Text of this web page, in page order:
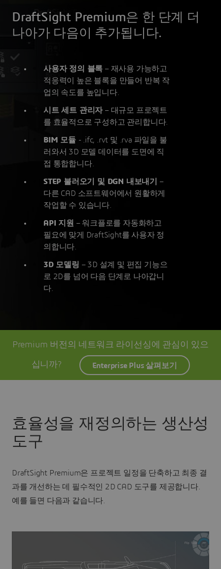
DraftSight Premium은 한 단계 더
나아가 다음이 추가됩니다.
사용자 정의 블록 – 재사용 가능하고
적응력이 높은 블록을 만들어 반복 작
업의 속도를 높입니다.
시트 세트 관리자– 대규모 프로젝트
를 효율적으로 구성하고 관리합니다.
BIM 모듈 - .ifc, .rvt 및 .rva 파일을 불
러와서 3D 모델 데이터를 도면에 직
접 통합합니다.
STEP 불러오기 및 DGN 내보내기
–
다른 CAD 소프트웨어에서 원활하게
작업할 수 있습니다.
API 지원 – 워크플로를 자동화하고
필요에 맞게 DraftSight를 사용자 정
의합니다.
3D 모델링 – 3D 설계 및 편집 기능으
로 2D를 넘어 다음 단계로 나아갑니
다.
Premium 버전의 네트워크 라이선싱에 관심이 있으
십니까? Enterprise Plus 살펴보기
효율성을 재정의하는 생산성
도구
DraftSight Premium은 프로젝트 일정을 단축하고 최종 결
과를 개선하는 데 필수적인 2D CAD 도구를 제공합니다.
예를 들면 다음과 같습니다.